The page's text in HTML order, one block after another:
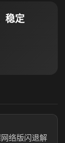
稳定
络版闪退解